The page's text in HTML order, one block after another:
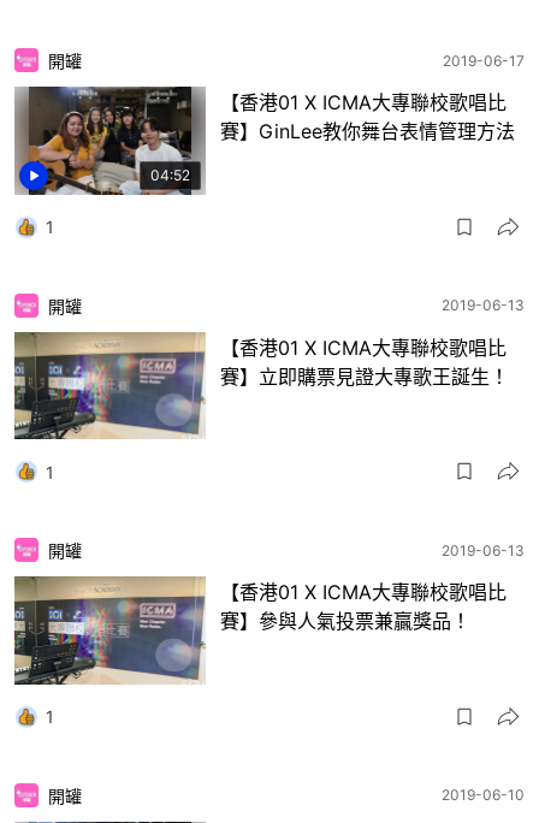
04:52
開罐 2019-06-17
【香港01 X ICMA大專聯校歌唱比
賽】GinLee教你舞台表情管理方法
1
開罐 2019-06-13
【香港01 X ICMA大專聯校歌唱比
賽】立即購票見證大專歌王誕生！
1
開罐 2019-06-13
【香港01 X ICMA大專聯校歌唱比
賽】參與人氣投票兼贏獎品！
1
開罐 2019-06-10